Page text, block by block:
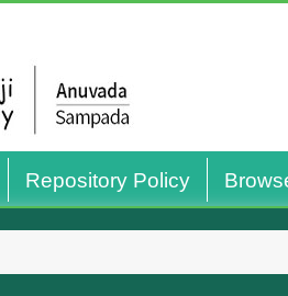
Repository Policy